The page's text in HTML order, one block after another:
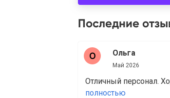
Последние
Ольга
Май 2026
Отличный персонал.
полностью